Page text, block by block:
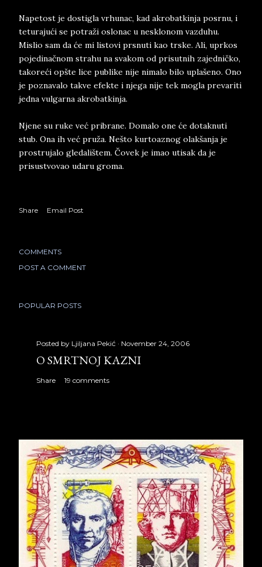
Napetost je dostigla vrhunac, kad akrobatkinja posrnu, i
teturajući se potraži oslonac u nesklonom vazduhu.
Mislio sam da će mi listovi prsnuti kao trske. Ali, uprkos
pojedinačnom strahu na svakom od prisutnih zajedničko,
takoreći opšte lice publike nije nimalo bilo uplašeno. Ono
je poznavalo takve efekte i njega nije tek mogla prevariti
jedna vulgarna akrobatkinja.
Njene su ruke već pribrane. Domalo one će dotaknuti
stub. Ona ih već pruža. Nešto kurtoaznog olakšanja je
prostrujalo gledalištem. Čovek je imao utisak da je
prisustvovao udaru groma.
Share Email Post
COMMENTS
POST A COMMENT
POPULAR POSTS
Posted by Ljiljana Pekić November 24, 2006
O SMRTNOJ KAZNI
Share 19 comments